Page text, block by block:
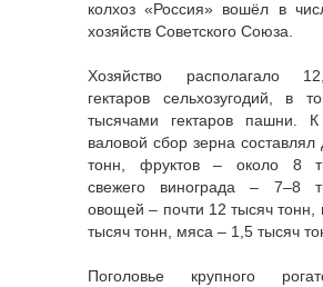
колхоз «Россия» вошёл в
хозяйств Советского Союза.
Хозяйство располагало
гектаров сельхозугодий, в
тысячами гектаров пашни.
валовой сбор зерна
тонн, фруктов – около 8
свежего винограда – 7–8
овощей – почти 12 тысяч тонн,
тысяч тонн, мяса – 1,5 тысяч
Поголовье крупного